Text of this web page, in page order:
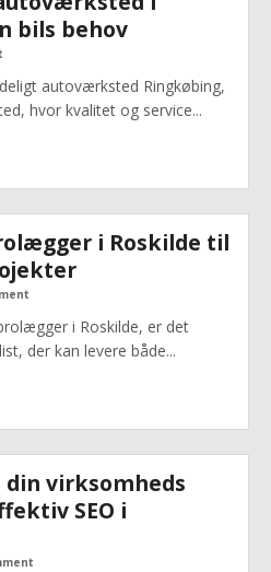
bils behov
autoværksted Ringkøbing,
hvor kvalitet og service...
i Roskilde til
i Roskilde, er det
der kan levere både...
din virksomheds
SEO i